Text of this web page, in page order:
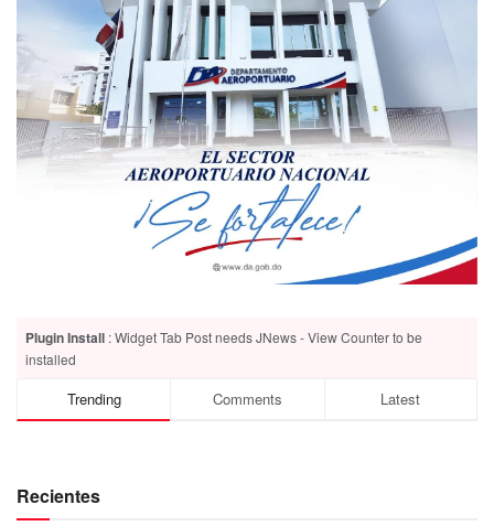
Plugin Install : Widget Tab Post needs JNews - View Counter to be
installed
Trending Comments Latest
Recientes